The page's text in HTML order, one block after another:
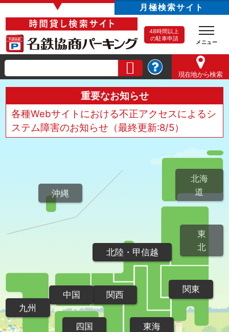
▼ 月極検索サイト
48時間以上
の駐車申請
現在地から検索
重要なお知らせ
各種Webサイトにおける不正アクセスによるシ
ステム障害のお知らせ（最終更新:8/5）
北海
道
東
北
関東
北陸・甲信越
東海
関西
中国
四国
九州
沖縄